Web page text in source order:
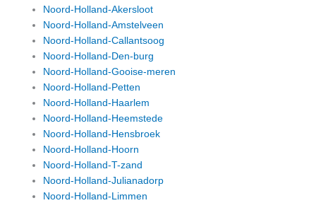
Noord-Holland-Akersloot
Noord-Holland-Amstelveen
Noord-Holland-Callantsoog
Noord-Holland-Den-burg
Noord-Holland-Gooise-meren
Noord-Holland-Petten
Noord-Holland-Haarlem
Noord-Holland-Heemstede
Noord-Holland-Hensbroek
Noord-Holland-Hoorn
Noord-Holland-T-zand
Noord-Holland-Julianadorp
Noord-Holland-Limmen